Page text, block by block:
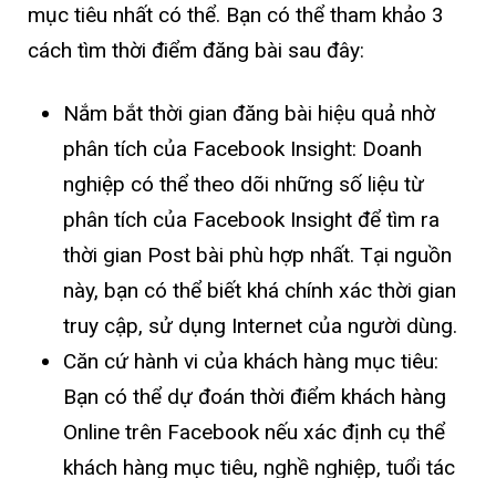
mục tiêu nhất có thể. Bạn có thể tham khảo 3
cách tìm thời điểm đăng bài sau đây:
Nắm bắt thời gian đăng bài hiệu quả nhờ
phân tích của Facebook Insight: Doanh
nghiệp có thể theo dõi những số liệu từ
phân tích của Facebook Insight để tìm ra
thời gian Post bài phù hợp nhất. Tại nguồn
này, bạn có thể biết khá chính xác thời gian
truy cập, sử dụng Internet của người dùng.
Căn cứ hành vi của khách hàng mục tiêu:
Bạn có thể dự đoán thời điểm khách hàng
Online trên Facebook nếu xác định cụ thể
khách hàng mục tiêu, nghề nghiệp, tuổi tác